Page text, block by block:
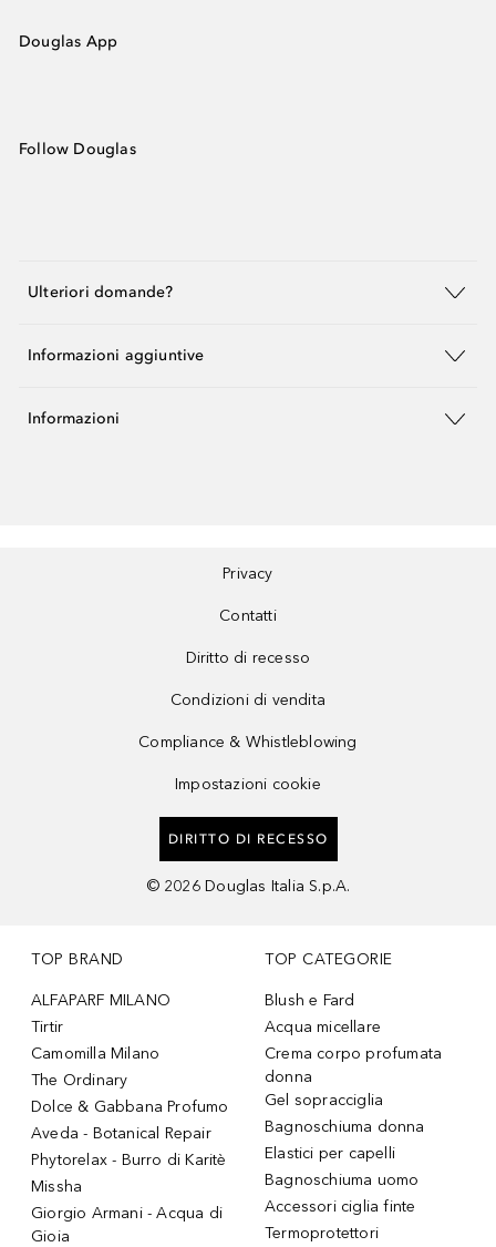
Douglas App
Follow Douglas
Ulteriori domande?
Informazioni aggiuntive
Informazioni
Privacy
Contatti
Diritto di recesso
Condizioni di vendita
Compliance & Whistleblowing
Impostazioni cookie
DIRITTO DI RECESSO
© 2026 Douglas Italia S.p.A.
TOP BRAND
ALFAPARF MILANO
Tirtir
Camomilla Milano
The Ordinary
Dolce & Gabbana Profumo
Aveda - Botanical Repair
Phytorelax - Burro di Karitè
Missha
Giorgio Armani - Acqua di
Gioia
TOP CATEGORIE
Blush e Fard
Acqua micellare
Crema corpo profumata
donna
Gel sopracciglia
Bagnoschiuma donna
Elastici per capelli
Bagnoschiuma uomo
Accessori ciglia finte
Termoprotettori